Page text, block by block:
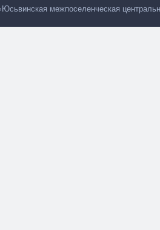
межпоселенческая